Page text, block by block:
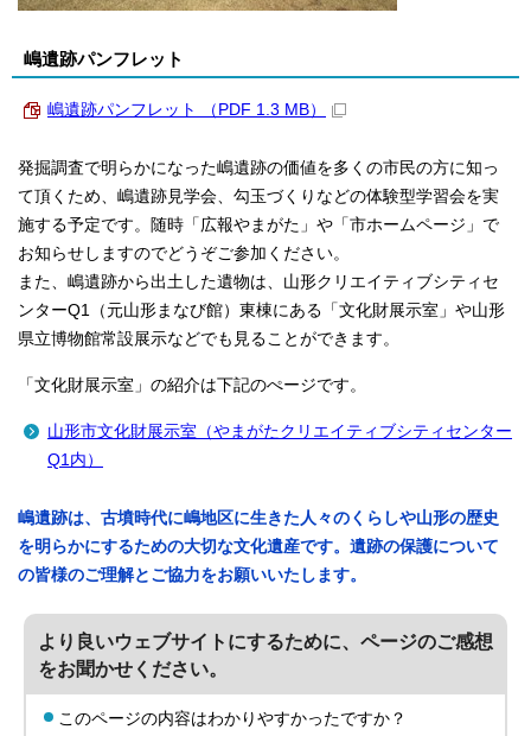
嶋遺跡パンフレット
嶋遺跡パンフレット （PDF 1.3 MB）
発掘調査で明らかになった嶋遺跡の価値を多くの市民の方に知っ
て頂くため、嶋遺跡見学会、勾玉づくりなどの体験型学習会を実
施する予定です。随時「広報やまがた」や「市ホームページ」で
お知らせしますのでどうぞご参加ください。
また、嶋遺跡から出土した遺物は、山形クリエイティブシティセ
ンターQ1（元山形まなび館）東棟にある「文化財展示室」や山形
県立博物館常設展示などでも見ることができます。
「文化財展示室」の紹介は下記のぺージです。
山形市文化財展示室（やまがたクリエイティブシティセンター
Q1内）
嶋遺跡は、古墳時代に嶋地区に生きた人々のくらしや山形の歴史
を明らかにするための大切な文化遺産です。遺跡の保護について
の皆様のご理解とご協力をお願いいたします。
より良いウェブサイトにするために、ページのご感想
をお聞かせください。
このページの内容はわかりやすかったですか？